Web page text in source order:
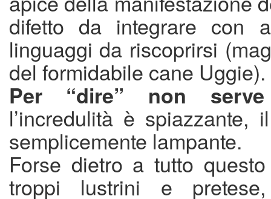
difetto da integrare con
linguaggi da riscoprirsi
del formidabile cane Uggie).
Per “dire” non
l’incredulità è spiazzante,
semplicemente lampante.
Forse dietro a tutto
troppi lustrini e